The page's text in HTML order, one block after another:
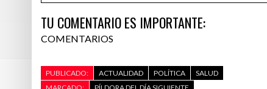
TU COMENTARIO ES IMPORTANTE:
COMENTARIOS
PUBLICADO: ACTUALIDAD POLÍTICA
SALUD